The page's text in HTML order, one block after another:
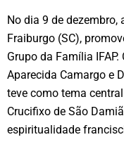
No dia 9 de dezembro,
Fraiburgo (SC),
Grupo da Família
Aparecida Camargo e
teve como tema
Crucifixo de São
espiritualidade